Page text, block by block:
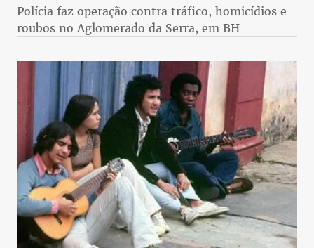
Polícia faz operação contra tráfico, homicídios e
roubos no Aglomerado da Serra, em BH